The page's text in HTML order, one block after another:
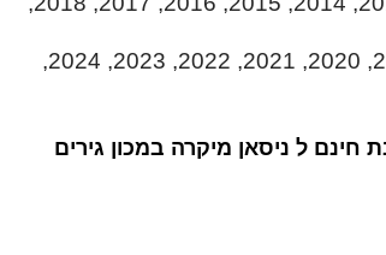
ניסאן מיקרה Acenta/N-Design אוט’ 1.0 טורבו (100 כ”ס) שנות ייצור: 2019, 2020, 2021, 2022, 2023, 2024,
ל ניסאן מיקרה במכון גירים